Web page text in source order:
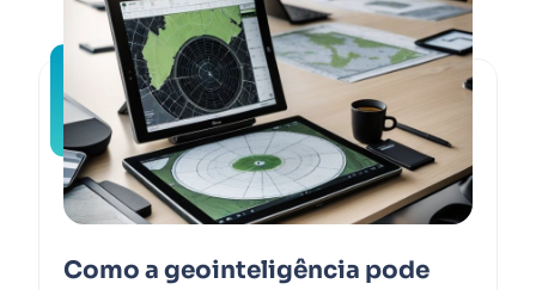
Como a geointeligência pode